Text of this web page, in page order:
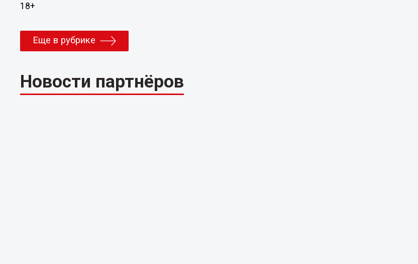
18+
Еще в рубрике
Новости партнёров